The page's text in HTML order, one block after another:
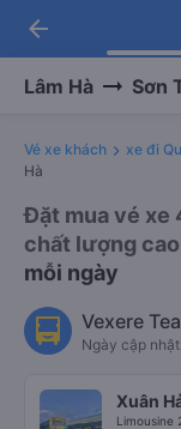
-
arrow_back
Lâm Hà Sơn
Vé xe khách xe đi
Hà
Đặt mua vé xe
chất lượng
mỗi ngày
Vexere
Ngày cập
Xuân
Limousine